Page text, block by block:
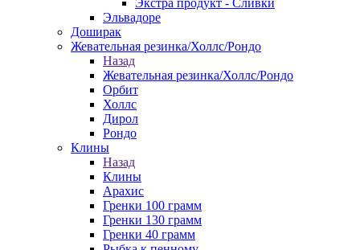
Экстра продукт - Сливки
Эльвадоре
Доширак
Жевательная резинка/Холлс/Рондо
Назад
Жевательная резинка/Холлс/Рондо
Орбит
Холлс
Дирол
Рондо
Клины
Назад
Клины
Арахис
Гренки 100 грамм
Гренки 130 грамм
Гренки 40 грамм